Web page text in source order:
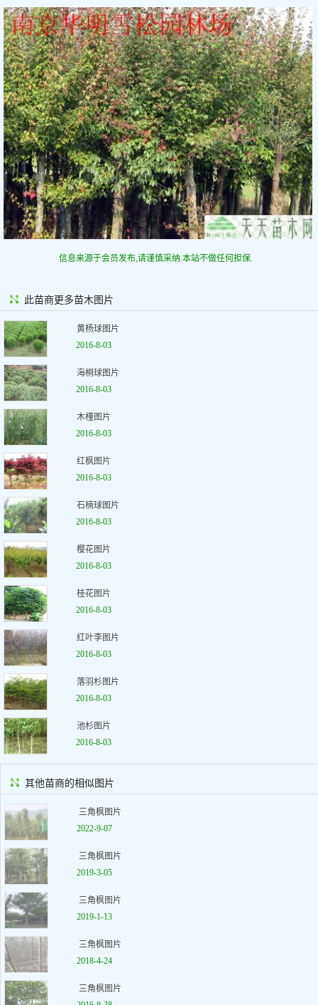
信息来源于会员发布,请谨慎采纳.本站不做任何担保.
此苗商更多苗木图片
黄杨球图片
2016-8-03
海桐球图片
2016-8-03
木槿图片
2016-8-03
红枫图片
2016-8-03
石楠球图片
2016-8-03
樱花图片
2016-8-03
桂花图片
2016-8-03
红叶李图片
2016-8-03
落羽杉图片
2016-8-03
池杉图片
2016-8-03
其他苗商的相似图片
三角枫图片
2022-9-07
三角枫图片
2019-3-05
三角枫图片
2019-1-13
三角枫图片
2018-4-24
三角枫图片